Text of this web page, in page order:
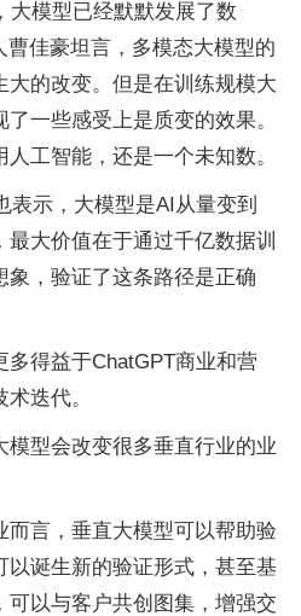
大模型已经默默发展了数
佳豪坦言，多模态大模型的
大的改变。但是在训练规模大
一些感受上是质变的效果。
工智能，还是一个未知数。
表示，大模型是AI从量变到
大价值在于通过千亿数据训
象，验证了这条路径是正确
多得益于ChatGPT商业和营
迭代。
模型会改变很多垂直行业的业
而言，垂直大模型可以帮助验
以诞生新的验证形式，甚至基
可以与客户共创图集，增强交